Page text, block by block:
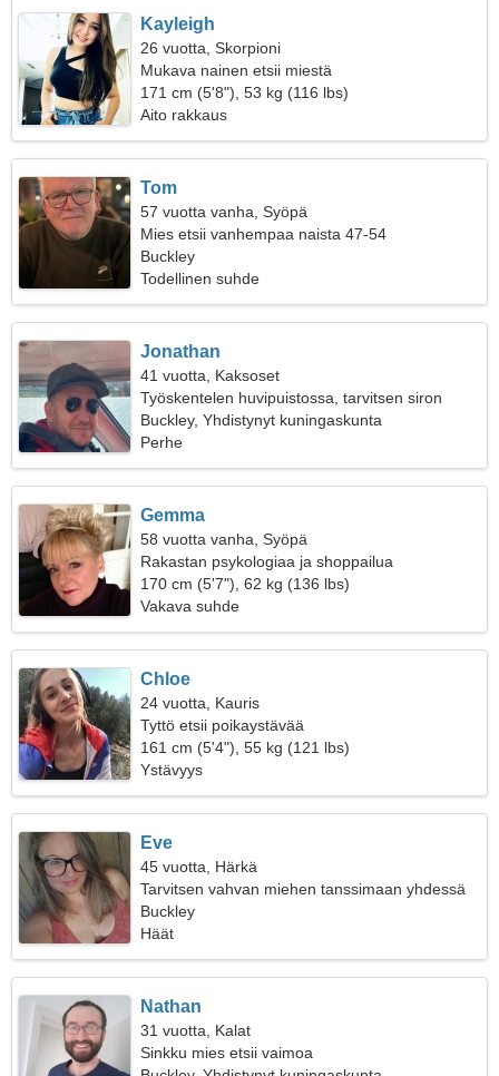
Kayleigh
26 vuotta, Skorpioni
Mukava nainen etsii miestä
171 cm (5'8"), 53 kg (116 lbs)
Aito rakkaus
Tom
57 vuotta vanha, Syöpä
Mies etsii vanhempaa naista 47-54
Buckley
Todellinen suhde
Jonathan
41 vuotta, Kaksoset
Työskentelen huvipuistossa, tarvitsen siron
naisen
Buckley, Yhdistynyt kuningaskunta
Perhe
Gemma
58 vuotta vanha, Syöpä
Rakastan psykologiaa ja shoppailua
170 cm (5'7"), 62 kg (136 lbs)
Vakava suhde
Chloe
24 vuotta, Kauris
Tyttö etsii poikaystävää
161 cm (5'4"), 55 kg (121 lbs)
Ystävyys
Eve
45 vuotta, Härkä
Tarvitsen vahvan miehen tanssimaan yhdessä
Buckley
Häät
Nathan
31 vuotta, Kalat
Sinkku mies etsii vaimoa